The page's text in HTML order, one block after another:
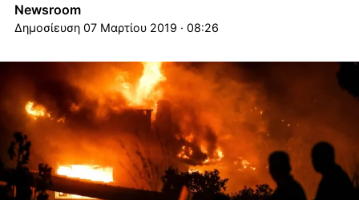
Newsroom
07 Μαρτίου 2019 · 08:26